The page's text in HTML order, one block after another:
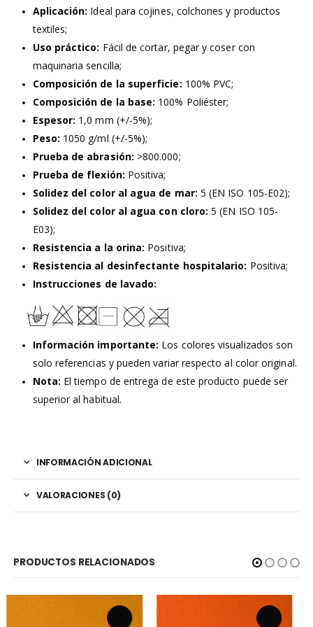
Aplicación: Ideal para cojines, colchones y productos
textiles;
Uso práctico: Fácil de cortar, pegar y coser con
maquinaria sencilla;
Composición de la superficie: 100% PVC;
Composición de la base: 100% Poliéster;
Espesor: 1,0 mm (+/-5%);
Peso: 1050 g/ml (+/-5%);
Prueba de abrasión: >800.000;
Prueba de flexión: Positiva;
Solidez del color al agua de mar: 5 (EN ISO 105-E02);
Solidez del color al agua con cloro: 5 (EN ISO 105-
E03);
Resistencia a la orina: Positiva;
Resistencia al desinfectante hospitalario: Positiva;
Instrucciones de lavado:
Información importante: Los colores visualizados son
solo referencias y pueden variar respecto al color original.
Nota: El tiempo de entrega de este producto puede ser
superior al habitual.
INFORMACIÓN ADICIONAL
VALORACIONES (0)
PRODUCTOS RELACIONADOS